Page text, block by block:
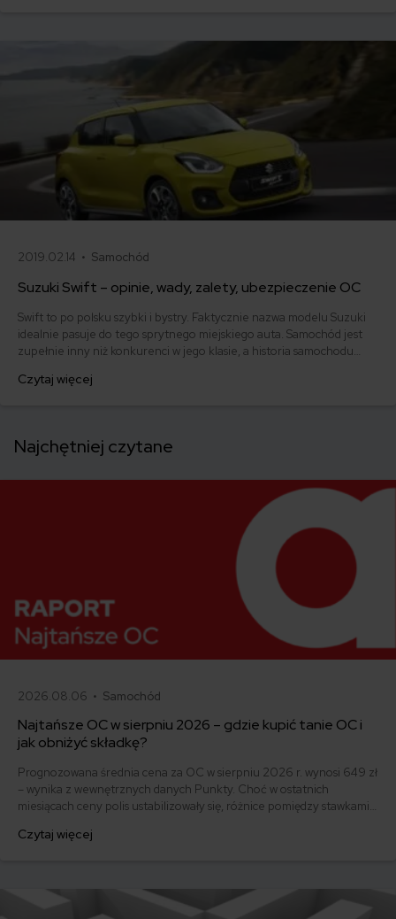
2019.02.14 • Samochód
Suzuki Swift – opinie, wady, zalety, ubezpieczenie OC
Swift to po polsku szybki i bystry. Faktycznie nazwa modelu Suzuki
idealnie pasuje do tego sprytnego miejskiego auta. Samochód jest
zupełnie inny niż konkurenci w jego klasie, a historia samochodu
fazę topornej gąsienicy, potem nieszczególnej poczwarki, aż
Czytaj więcej
Najchętniej czytane
2026.08.06 • Samochód
Najtańsze OC w sierpniu 2026 – gdzie kupić tanie OC i
jak obniżyć składkę?
Prognozowana średnia cena za OC w sierpniu 2026 r. wynosi 649 zł
– wynika z wewnętrznych danych Punkty. Choć w ostatnich
miesiącach ceny polis ustabilizowały się, różnice pomiędzy stawkami
500 zł, inni – powyżej 1500 zł. Gdzie znaleźć najtańsze OC w Polsce
Czytaj więcej